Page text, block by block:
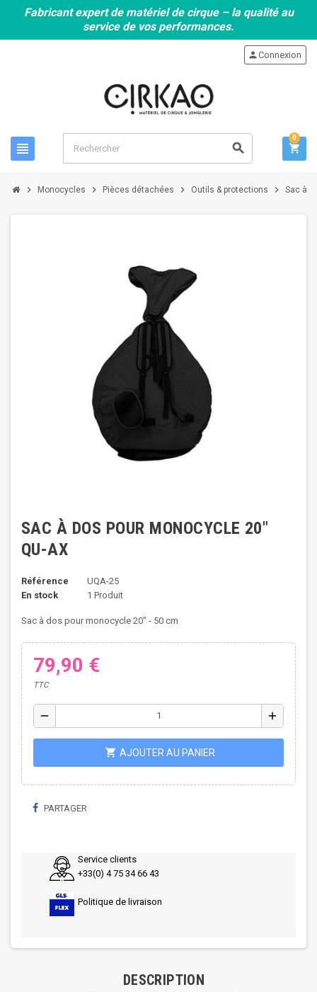
Fabricant expert de matériel de cirque – la qualité au
service de vos performances.
view_headline search
personConnexion
shopping_cart
0
chevron_right Monocycles chevron_right Pièces détachées chevron_right Outils & protections chevron_right Sac à
SAC À DOS POUR MONOCYCLE 20"
QU-AX
Référence
UQA-25
En stock
1 Produit
Sac à dos pour monocycle 20" - 50 cm
79,90 €
TTC
remove add
shopping_cart AJOUTER AU PANIER
PARTAGER
Service clients
+33(0) 4 75 34 66 43
Politique de livraison
DESCRIPTION